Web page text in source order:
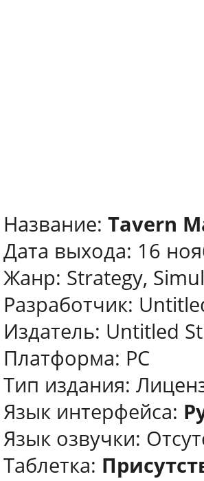
Название: Tavern
Дата выхода: 16
Жанр: Strategy,
Разработчик:
Издатель: Untitled
Платформа: PC
Тип издания:
Язык интерфейса:
Язык озвучки:
Таблетка: